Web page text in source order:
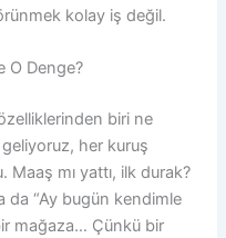
kolay iş değil.
O Denge?
biri ne
her kuruş
mı yattı, ilk durak?
da “Ay bugün kendimle
mağaza… Çünkü bir